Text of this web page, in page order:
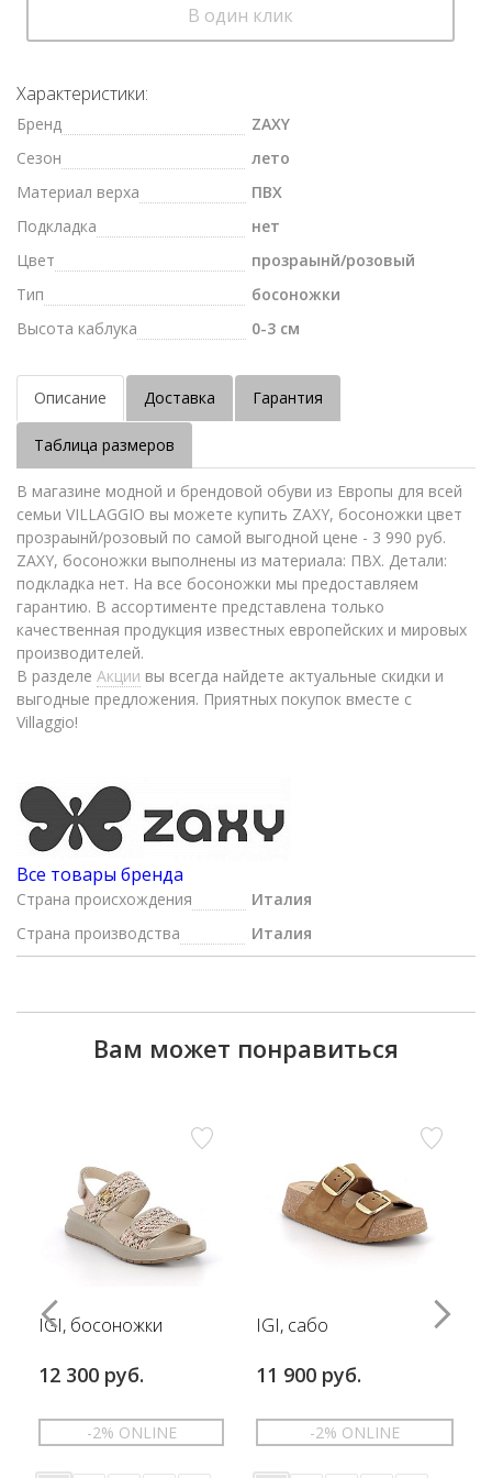
В один клик
Характеристики:
Бренд
ZAXY
Сезон
лето
Материал верха
ПВХ
Подкладка
нет
Цвет
прозраынй/розовый
Тип
босоножки
Высота каблука
0-3 см
Описание Доставка Гарантия
Таблица размеров
В магазине модной и брендовой обуви из Европы для всей
семьи VILLAGGIO вы можете купить ZAXY, босоножки цвет
прозраынй/розовый по самой выгодной цене - 3 990 руб.
ZAXY, босоножки выполнены из материала: ПВХ. Детали:
подкладка нет. На все босоножки мы предоставляем
гарантию. В ассортименте представлена только
качественная продукция известных европейских и мировых
производителей.
В разделе Акции вы всегда найдете актуальные скидки и
выгодные предложения. Приятных покупок вместе с
Villaggio!
Все товары бренда
Страна происхождения
Италия
Страна производства
Италия
Вам может понравиться
IGI, босоножки
12 300 руб.
-2% ONLINE
IGI, сабо
11 900 руб.
-2% ONLINE